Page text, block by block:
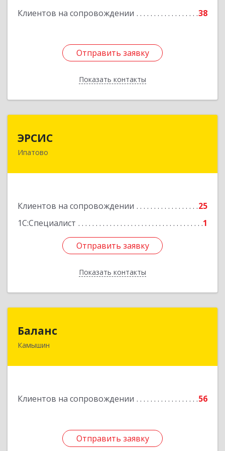
Клиентов на сопровождении 38
Отправить заявку
Показать контакты
Подробнее
Отправить заявку
Назад
ЭРСИС
Ипатово
Клиентов на сопровождении
25
1С:Специалист
1
Отправить заявку
Показать контакты
356630, Ставропольский край, Ипатово г,
Отправить заявку
Назад
Баланс
Камышин
Клиентов на сопровождении 56
Отправить заявку
403876, Волгоградская обл, г.о. город Камышин,
Отправить заявку